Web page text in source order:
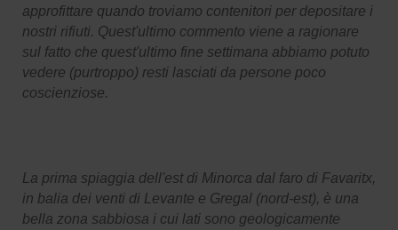
approfittare quando troviamo contenitori per depositare i
nostri rifiuti. Quest'ultimo commento viene a ragionare
sul fatto che quest'ultimo fine settimana abbiamo potuto
vedere (purtroppo) resti lasciati da persone poco
coscienziose.
La prima spiaggia dell'est di Minorca dal faro di Favaritx,
in balia dei venti di Levante e Gregal (nord-est), è una
bella zona sabbiosa i cui lati sono geologicamente